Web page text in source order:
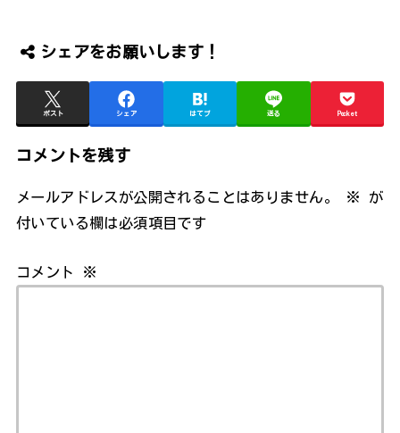
シェアをお願いします！
ポスト シェア はてブ 送る Pocket
コメントを残す
メールアドレスが公開されることはありません。 ※
が
付いている欄は必須項目です
コメント ※